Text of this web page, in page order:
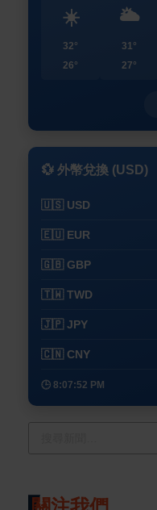
☀️
32°
26°
🌥️
31°
27°
💱 外幣兌換 (USD)
🇺🇸 USD
🇪🇺 EUR
🇬🇧 GBP
🇹🇼 TWD
🇯🇵 JPY
🇨🇳 CNY
🕒 8:07:52 PM